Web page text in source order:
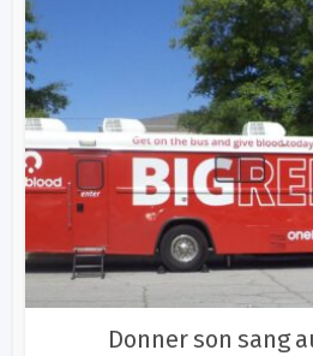
Donner son sang